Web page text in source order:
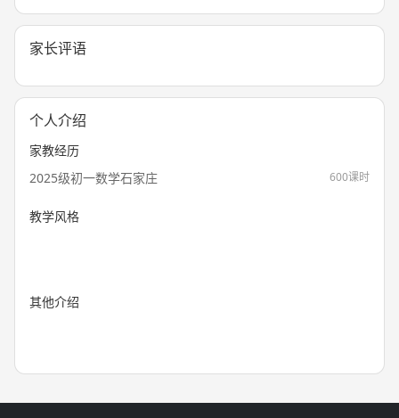
家长评语
个人介绍
家教经历
2025级初一数学石家庄
600课时
教学风格
其他介绍